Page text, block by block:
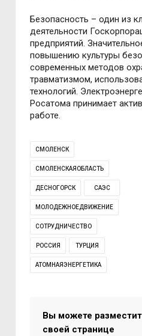
Безопасность – один из
деятельности
предприятий.
повышению культуры
современных методов
травматизмом,
технологий.
Росатома принимает
работе.
СМОЛЕНСК
СМОЛЕНСКАЯОБЛАСТЬ
ДЕСНОГОРСК САЭС
МОЛОДЕЖНОЕДВИЖЕНИЕ
СОТРУДНИЧЕСТВО
РОССИЯ ТУРЦИЯ
АТОМНАЯЭНЕРГЕТИКА
Вы можете
своей странице